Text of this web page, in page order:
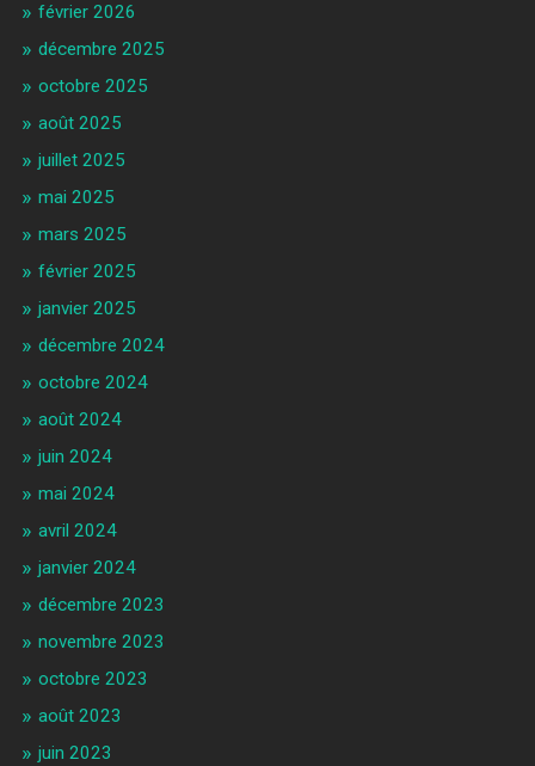
février 2026
décembre 2025
octobre 2025
août 2025
juillet 2025
mai 2025
mars 2025
février 2025
janvier 2025
décembre 2024
octobre 2024
août 2024
juin 2024
mai 2024
avril 2024
janvier 2024
décembre 2023
novembre 2023
octobre 2023
août 2023
juin 2023